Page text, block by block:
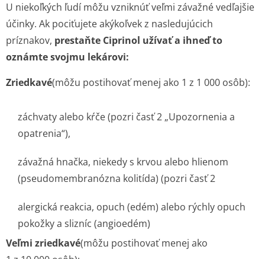
U niekoľkých ľudí môžu vzniknúť veľmi závažné vedľajšie
účinky. Ak pociťujete akýkoľvek z nasledujúcich
príznakov, prestaňte Ciprinol užívať a ihneď to
oznámte svojmu lekárovi:
Zriedkavé(môžu postihovať menej ako 1 z 1 000 osôb):
záchvaty alebo kŕče (pozri časť 2 „Upozornenia a
opatrenia“),
závažná hnačka, niekedy s krvou alebo hlienom
(pseudomembranózna kolitída) (pozri časť 2
alergická reakcia, opuch (edém) alebo rýchly opuch
pokožky a slizníc (angioedém)
Veľmi zriedkavé(môžu postihovať menej ako